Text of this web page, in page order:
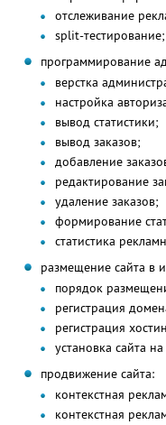
отслеживание
split-тестирование;
программирование
верстка
настройка
вывод статистики;
вывод заказов;
добавление
редактирование
удаление заказов;
формирование
статистика
размещение сайта в
порядок
регистрация
регистрация
установка сайта на
продвижение сайта:
контекстная
контекстная